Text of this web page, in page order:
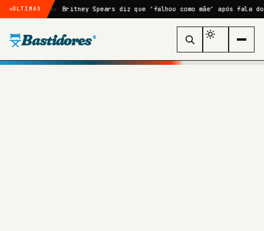
ÚLTIMASBritney Spears diz que ‘falhou como mãe’ após fala do filho
Bastidores ®